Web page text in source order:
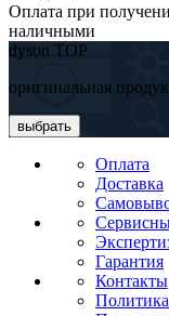
Оплата при
наличными
dyson TOP
оригинальная
выбрать
Оплата
Доставка
Гарантия
Контакты